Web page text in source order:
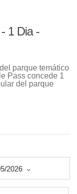
1 Dia -
parque temático
Pass concede 1
del parque
2026